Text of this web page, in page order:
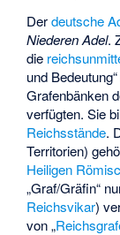
Derdeutsche
Niederen Adel.
die
und
Grafenbänken
verfügten. Sie
Reichsstände.
Territorien)
Heiligen
„Graf/Gräfin“
Reichsvikar)
von „